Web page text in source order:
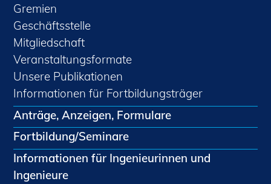
Gremien
Geschäftsstelle
Mitgliedschaft
Veranstaltungsformate
Unsere Publikationen
Informationen für Fortbildungsträger
Anträge, Anzeigen, Formulare
Fortbildung/Seminare
Informationen für Ingenieurinnen und
Ingenieure